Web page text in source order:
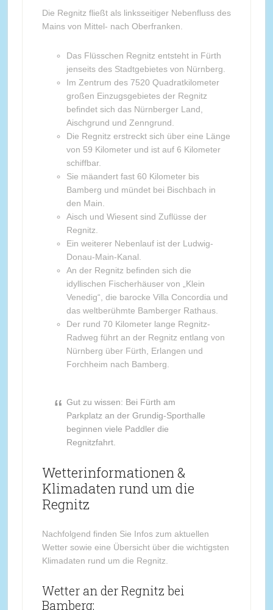
Die Regnitz fließt als linksseitiger Nebenfluss des
Mains von Mittel- nach Oberfranken.
Das Flüsschen Regnitz entsteht in Fürth
jenseits des Stadtgebietes von Nürnberg.
Im Zentrum des 7520 Quadratkilometer
großen Einzugsgebietes der Regnitz
befindet sich das Nürnberger Land,
Aischgrund und Zenngrund.
Die Regnitz erstreckt sich über eine Länge
von 59 Kilometer und ist auf 6 Kilometer
schiffbar.
Sie mäandert fast 60 Kilometer bis
Bamberg und mündet bei Bischbach in
den Main.
Aisch und Wiesent sind Zuflüsse der
Regnitz.
Ein weiterer Nebenlauf ist der Ludwig-
Donau-Main-Kanal.
An der Regnitz befinden sich die
idyllischen Fischerhäuser von „Klein
Venedig“, die barocke Villa Concordia und
das weltberühmte Bamberger Rathaus.
Der rund 70 Kilometer lange Regnitz-
Radweg führt an der Regnitz entlang von
Nürnberg über Fürth, Erlangen und
Forchheim nach Bamberg.
Gut zu wissen: Bei Fürth am
Parkplatz an der Grundig-Sporthalle
beginnen viele Paddler die
Regnitzfahrt.
Wetterinformationen &
Klimadaten rund um die
Regnitz
Nachfolgend finden Sie Infos zum aktuellen
Wetter sowie eine Übersicht über die wichtigsten
Klimadaten rund um die Regnitz.
Wetter an der Regnitz bei
Bamberg: